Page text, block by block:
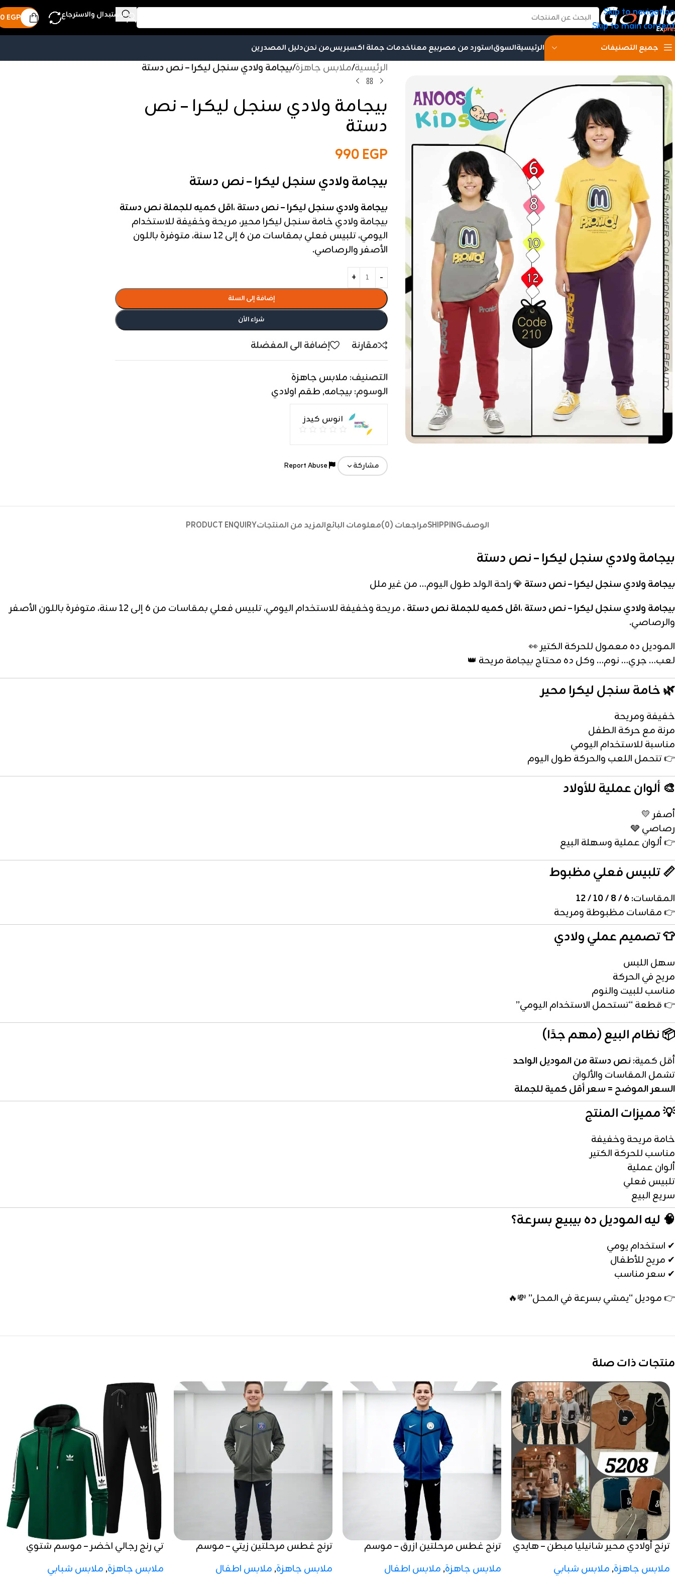
Skip to navigation
Skip to main content
الاستبدال والاسترجاع 0 EGP
جميع التصنيفات الرئيسيةالسوقاستورد من مصربيع معناخدمات جملة اكسبريسمن نحندليل المصدرين
الرئيسية/ملابس جاهزة/بيجامة ولادي سنجل ليكرا – نص دستة
بيجامة ولادي سنجل ليكرا – نص
دستة
990EGP
بيجامة ولادي سنجل ليكرا – نص دستة
بيجامة ولادي سنجل ليكرا – نص دستة ،اقل كميه للجملة نص دستة
بيجامة ولادي خامة سنجل ليكرا محير، مريحة وخفيفة للاستخدام
اليومي، تلبيس فعلي بمقاسات من 6 إلى 12 سنة، متوفرة باللون
الأصفر والرصاصي.
إضافة إلى السلة
شراء الأن
مقارنة إضافة الى المفضلة
التصنيف: ملابس جاهزة
الوسوم: بيجامه, طقم اولادي
انوس كيدز
مشاركة
الوصفSHIPPINGمراجعات (0) معلومات البائعالمزيد من المنتجاتPRODUCT ENQUIRY
بيجامة ولادي سنجل ليكرا – نص دستة
بيجامة ولادي سنجل ليكرا – نص دستة 💎 راحة الولد طول اليوم… من غير ملل
بيجامة ولادي سنجل ليكرا – نص دستة ،اقل كميه للجملة نص دستة
، مريحة وخفيفة للاستخدام اليومي، تلبيس فعلي بمقاسات من 6 إلى 12 سنة، متوفرة باللون الأصفر
والرصاصي.
الموديل ده معمول للحركة الكتير 👀
لعب… جري… نوم… وكل ده محتاج بيجامة مريحة 👑
🌿 خامة سنجل ليكرا محير
خفيفة ومريحة
مرنة مع حركة الطفل
مناسبة للاستخدام اليومي
👉 تتحمل اللعب والحركة طول اليوم
🎨 ألوان عملية للأولاد
أصفر 💛
رصاصي 🩶
👉 ألوان عملية وسهلة البيع
📏 تلبيس فعلي مظبوط
المقاسات:6 / 8 / 10 / 12
👉 مقاسات مظبوطة ومريحة
👕 تصميم عملي ولادي
سهل اللبس
مريح في الحركة
مناسب للبيت والنوم
👉 قطعة “تستحمل الاستخدام اليومي”
📦 نظام البيع (مهم جدًا)
أقل كمية:نص دستة من الموديل الواحد
تشمل المقاسات والألوان
السعر الموضح = سعر أقل كمية للجملة
💡 مميزات المنتج
خامة مريحة وخفيفة
مناسب للحركة الكتير
ألوان عملية
تلبيس فعلي
سريع البيع
🧠 ليه الموديل ده بيبيع بسرعة؟
✔ استخدام يومي
✔ مريح للأطفال
✔ سعر مناسب
👉 موديل “يمشي بسرعة في المحل” 💸🔥
منتجات ذات صلة
ترنج أولادي محير شانيليا مبطن – هايدي
ملابس جاهزة, ملابس شبابي
ترنج غطس مرحلتين ازرق – موسم
ملابس جاهزة, ملابس اطفال
ترنج غطس مرحلتين زيتي – موسم
ملابس جاهزة, ملابس اطفال
تي رنج رجالي اخضر – موسم شتوي
ملابس جاهزة, ملابس شبابي